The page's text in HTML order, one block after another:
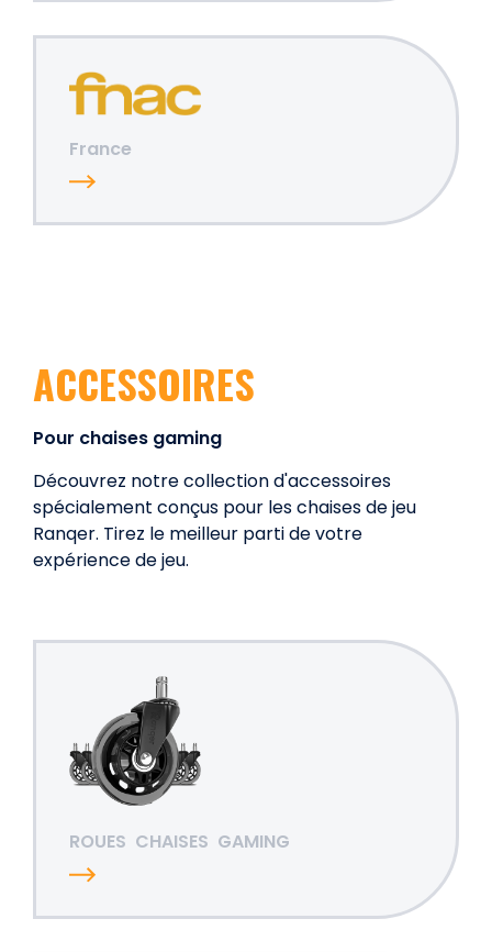
France
ACCESSOIRES
Pour chaises gaming
Découvrez notre collection d'accessoires
spécialement conçus pour les chaises de jeu
Ranqer. Tirez le meilleur parti de votre
expérience de jeu.
ROUES CHAISES GAMING